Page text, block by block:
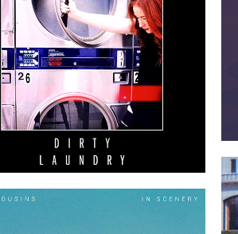
2019-02-01